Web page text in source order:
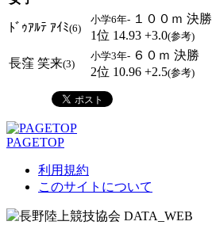
ﾄﾞｩｱﾙﾃ ｱｲﾐ(6)
小学6年- １００ｍ 決勝
1位 14.93 +3.0(参考)
長窪 笑来(3)
小学3年- ６０ｍ 決勝
2位 10.96 +2.5(参考)
PAGETOP
利用規約
このサイトについて